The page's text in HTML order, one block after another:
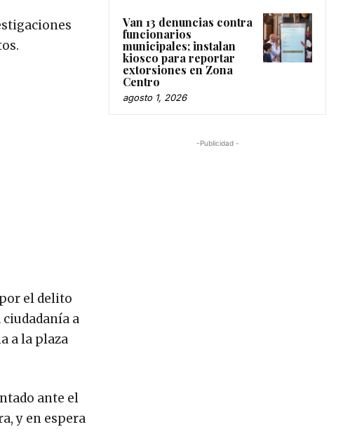
el delito
a
a la plaza
ante el
y en espera
Van 13 denuncias contra
funcionarios
municipales; instalan
kiosco para reportar
extorsiones en Zona
Centro
agosto 1, 2026
-Publicidad -